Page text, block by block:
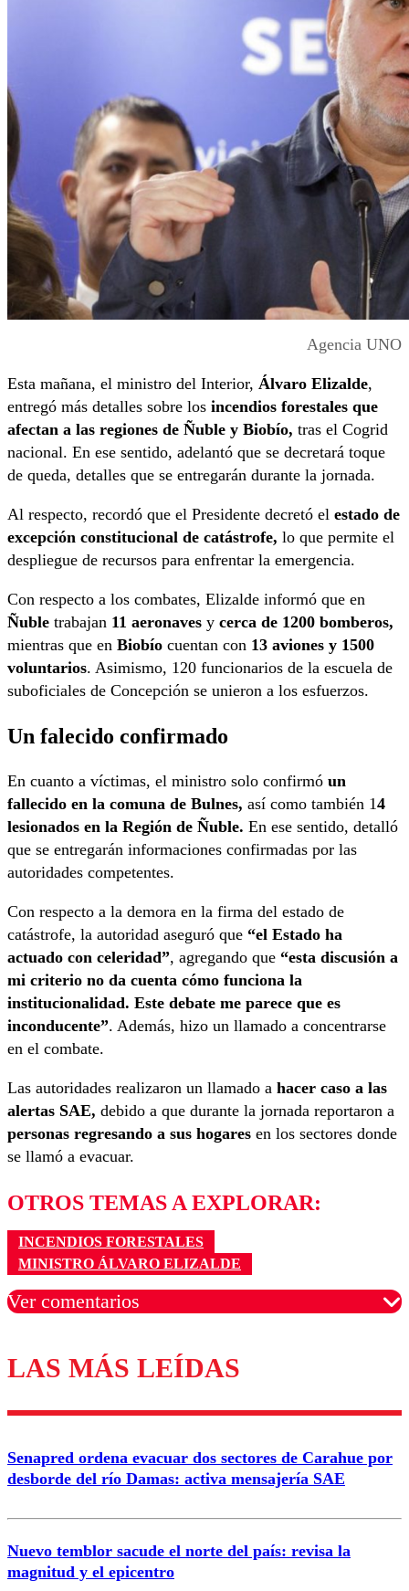
Agencia UNO
Esta mañana, el ministro del Interior, Álvaro Elizalde,
entregó más detalles sobre los incendios forestales que
afectan a las regiones de Ñuble y Biobío, tras el Cogrid
nacional. En ese sentido, adelantó que se decretará toque
de queda, detalles que se entregarán durante la jornada.
Al respecto, recordó que el Presidente decretó el estado de
excepción constitucional de catástrofe, lo que permite el
despliegue de recursos para enfrentar la emergencia.
Con respecto a los combates, Elizalde informó que en
Ñuble trabajan 11 aeronaves y cerca de 1200 bomberos,
mientras que en Biobío cuentan con 13 aviones y 1500
voluntarios. Asimismo, 120 funcionarios de la escuela de
suboficiales de Concepción se unieron a los esfuerzos.
Un falecido confirmado
En cuanto a víctimas, el ministro solo confirmó un
fallecido en la comuna de Bulnes, así como también 14
lesionados en la Región de Ñuble. En ese sentido, detalló
que se entregarán informaciones confirmadas por las
autoridades competentes.
Con respecto a la demora en la firma del estado de
catástrofe, la autoridad aseguró que “el Estado ha
actuado con celeridad”, agregando que “esta discusión a
mi criterio no da cuenta cómo funciona la
institucionalidad. Este debate me parece que es
inconducente”. Además, hizo un llamado a concentrarse
en el combate.
Las autoridades realizaron un llamado a hacer caso a las
alertas SAE, debido a que durante la jornada reportaron a
personas regresando a sus hogares en los sectores donde
se llamó a evacuar.
OTROS TEMAS A EXPLORAR:
INCENDIOS FORESTALES
MINISTRO ÁLVARO ELIZALDE
Ver comentarios
Los comentarios son moderados para garantizar un
diálogo respetuoso.
Correo
LAS MÁS LEÍDAS
Senapred ordena evacuar dos sectores de Carahue por
desborde del río Damas: activa mensajería SAE
Nuevo temblor sacude el norte del país: revisa la
magnitud y el epicentro